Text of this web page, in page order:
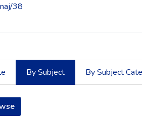
38
By Subject By Subject